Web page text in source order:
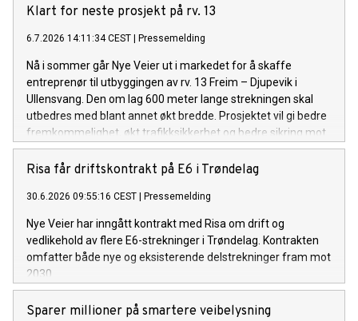
Klart for neste prosjekt på rv. 13
6.7.2026 14:11:34 CEST Pressemelding
Nå i sommer går Nye Veier ut i markedet for å skaffe
entreprenør til utbyggingen av rv. 13 Freim – Djupevik i
Ullensvang. Den om lag 600 meter lange strekningen skal
utbedres med blant annet økt bredde. Prosjektet vil gi bedre
fremkommelighet, økt trafikksikkerhet og bedre sikring mot
skred.
Risa får driftskontrakt på E6 i Trøndelag
30.6.2026 09:55:16 CEST Pressemelding
Nye Veier har inngått kontrakt med Risa om drift og
vedlikehold av flere E6-strekninger i Trøndelag. Kontrakten
omfatter både nye og eksisterende delstrekninger fram mot
2030.
Sparer millioner på smartere veibelysning